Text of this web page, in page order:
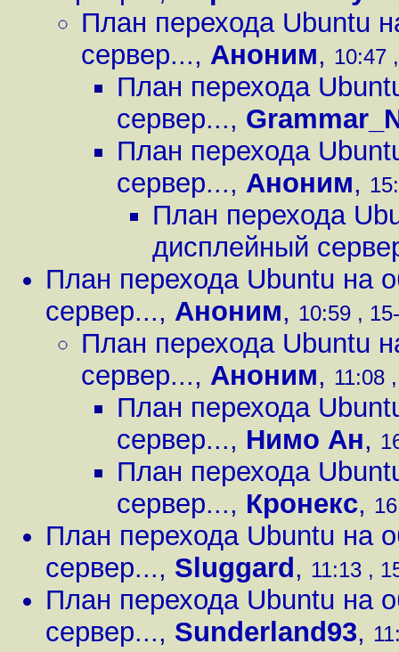
План перехода Ubuntu
сервер..., Аноним, 10:47
План перехода
сервер...,
План перехода
сервер..., Аноним,
План перехода
дисплейный
План перехода Ubuntu на
сервер..., Аноним, 10:59 ,
План перехода Ubuntu
сервер..., Аноним, 11:08
План перехода
сервер..., Нимо Ан,
План перехода
сервер..., Кронекс,
План перехода Ubuntu на
сервер..., Sluggard , 11:13 ,
План перехода Ubuntu на
сервер..., Sunderland93,